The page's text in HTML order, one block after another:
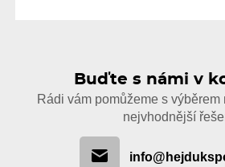
Buďte s námi v
Rádi vám pomůžeme s
nejvhodnější